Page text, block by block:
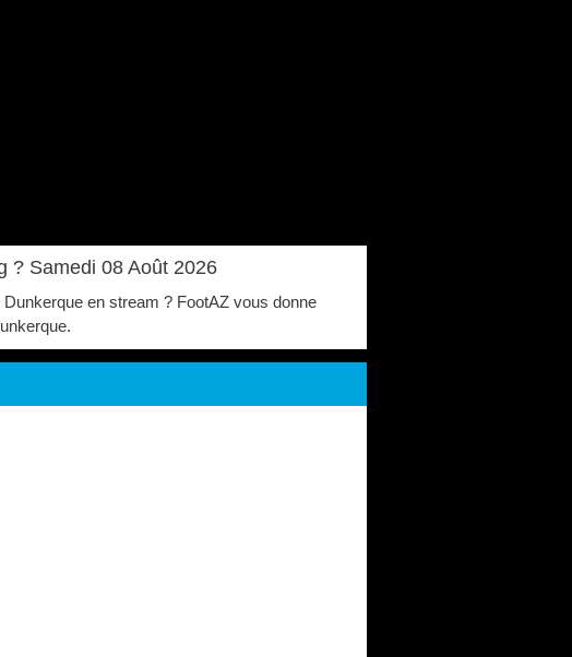
? Samedi 08 Août 2026
en stream ? FootAZ vous donne